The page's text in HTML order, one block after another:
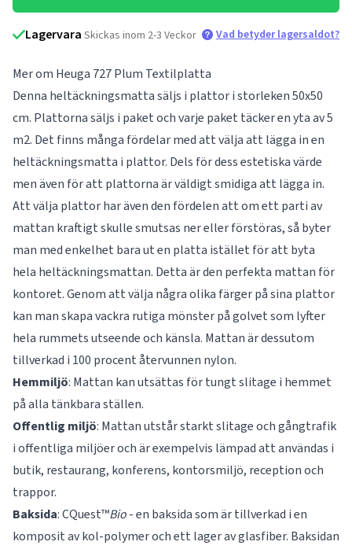
Lagervara Skickas inom 2-3 Veckor Vad betyder lagersaldot?
Mer om Heuga 727 Plum Textilplatta
Denna heltäckningsmatta säljs i plattor i storleken 50x50
cm. Plattorna säljs i paket och varje paket täcker en yta av 5
m2. Det finns många fördelar med att välja att lägga in en
heltäckningsmatta i plattor. Dels för dess estetiska värde
men även för att plattorna är väldigt smidiga att lägga in.
Att välja plattor har även den fördelen att om ett parti av
mattan kraftigt skulle smutsas ner eller förstöras, så byter
man med enkelhet bara ut en platta istället för att byta
hela heltäckningsmattan. Detta är den perfekta mattan för
kontoret. Genom att välja några olika färger på sina plattor
kan man skapa vackra rutiga mönster på golvet som lyfter
hela rummets utseende och känsla. Mattan är dessutom
tillverkad i 100 procent återvunnen nylon.
Hemmiljö: Mattan kan utsättas för tungt slitage i hemmet
på alla tänkbara ställen.
Offentlig miljö: Mattan utstår starkt slitage och gångtrafik
i offentliga miljöer och är exempelvis lämpad att användas i
butik, restaurang, konferens, kontorsmiljö, reception och
trappor.
Baksida: CQuest™Bio- en baksida som är tillverkad i en
komposit av kol-polymer och ett lager av glasfiber. Baksidan